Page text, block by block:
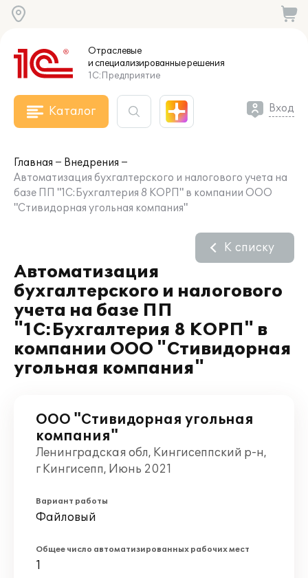
Отраслевые
и специализированныерешения
1С:Предприятие
Каталог Вход
Главная
Внедрения
Автоматизация бухгалтерского и налогового учета на
базе ПП "1С:Бухгалтерия 8 КОРП" в компании ООО
"Стивидорная угольная компания"
Автоматизация
бухгалтерского и налогового
учета на базе ПП
"1С:Бухгалтерия 8 КОРП" в
компании ООО "Стивидорная
угольная компания"
К списку
ООО "Стивидорная угольная
компания"
Ленинградская обл, Кингисеппский р-н,
г Кингисепп, Июнь 2021
Вариант работы
Файловый
Общее число автоматизированных рабочих мест
1